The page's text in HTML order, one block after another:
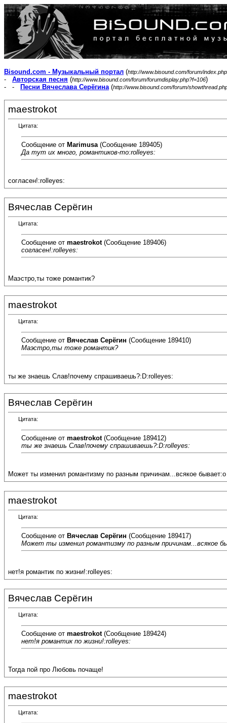
Bisound.com - Музыкальный портал (http://www.bisound.com/forum/index.php
- Авторская песня (http://www.bisound.com/forum/forumdisplay.php?f=106)
- -
Песни Вячеслава Серёгина(http://www.bisound.com/forum/
maestrokot
Цитата:
Сообщение от Marimusa (Сообщение 189405)
Да тут их много, романтиков-то:rolleyes:
согласен!:rolleyes:
Вячеслав Серёгин
Цитата:
Сообщение от maestrokot(Сообщение 189406)
согласен!:rolleyes:
Маэстро,ты тоже романтик?
maestrokot
Цитата:
Сообщение от Вячеслав Серёгин (Сообщение 189410)
Маэстро,ты тоже романтик?
ты же знаешь Слав!почему спрашиваешь?:D:rolleyes:
Вячеслав Серёгин
Цитата:
Сообщение от maestrokot(Сообщение 189412)
ты же знаешь Слав!почему спрашиваешь?:D:rolleyes:
Может ты изменил романтизму по разным причинам...всякое бывает:o
maestrokot
Цитата:
Сообщение от Вячеслав Серёгин (Сообщение 189417)
Может ты изменил романтизму по разным причинам...всякое
нет!я романтик по жизни!:rolleyes:
Вячеслав Серёгин
Цитата:
Сообщение от maestrokot(Сообщение 189424)
нет!я романтик по жизни!:rolleyes:
Тогда пой про Любовь почаще!
maestrokot
Цитата: